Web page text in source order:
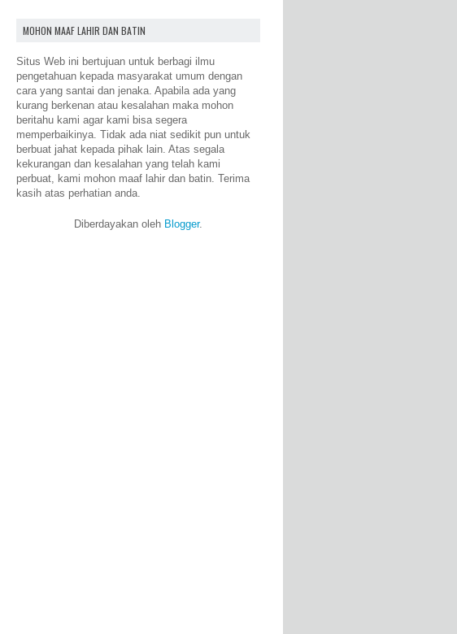
MOHON MAAF LAHIR DAN BATIN
Situs Web ini bertujuan untuk berbagi ilmu
pengetahuan kepada masyarakat umum dengan
cara yang santai dan jenaka. Apabila ada yang
kurang berkenan atau kesalahan maka mohon
beritahu kami agar kami bisa segera
memperbaikinya. Tidak ada niat sedikit pun untuk
berbuat jahat kepada pihak lain. Atas segala
kekurangan dan kesalahan yang telah kami
perbuat, kami mohon maaf lahir dan batin. Terima
kasih atas perhatian anda.
Diberdayakan oleh Blogger.